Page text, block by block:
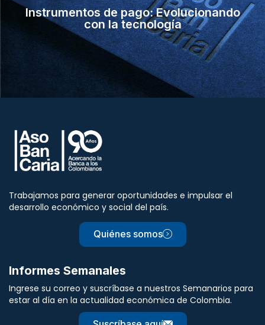
Instrumentos de pago: Evolucionando
con la tecnología
Trabajamos para generar oportunidades e impulsar el
desarrollo económico y social del país.
Quiénes somos
Informes Semanales
Ingrese su correo y suscríbase a nuestros Semanarios para
estar al día en la actualidad económica de Colombia.